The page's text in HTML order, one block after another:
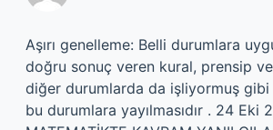
Aşırı genelleme: Belli durumlara
doğru sonuç veren kural, prensip
diğer durumlarda da işliyormuş gibi
bu durumlara yayılmasıdır . 24 Eki